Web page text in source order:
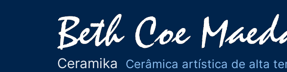
Ceramika Cerâmica artística de alta